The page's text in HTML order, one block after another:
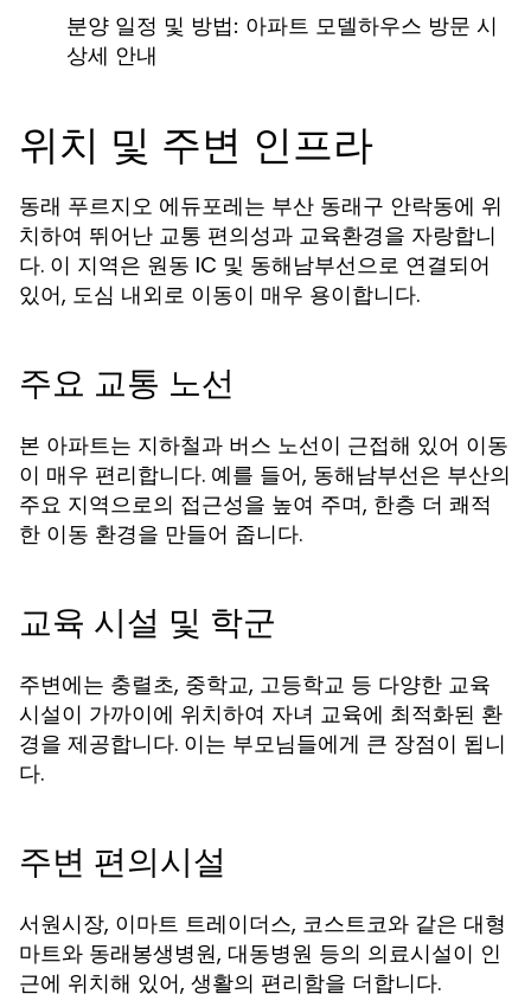
분양 일정 및 방법: 아파트 모델하우스 방문 시
상세 안내
위치 및 주변 인프라
동래 푸르지오 에듀포레는 부산 동래구 안락동에 위
치하여 뛰어난 교통 편의성과 교육환경을 자랑합니
다. 이 지역은 원동 IC 및 동해남부선으로 연결되어
있어, 도심 내외로 이동이 매우 용이합니다.
주요 교통 노선
본 아파트는 지하철과 버스 노선이 근접해 있어 이동
이 매우 편리합니다. 예를 들어, 동해남부선은 부산의
주요 지역으로의 접근성을 높여 주며, 한층 더 쾌적
한 이동 환경을 만들어 줍니다.
교육 시설 및 학군
주변에는 충렬초, 중학교, 고등학교 등 다양한 교육
시설이 가까이에 위치하여 자녀 교육에 최적화된 환
경을 제공합니다. 이는 부모님들에게 큰 장점이 됩니
다.
주변 편의시설
서원시장, 이마트 트레이더스, 코스트코와 같은 대형
마트와 동래봉생병원, 대동병원 등의 의료시설이 인
근에 위치해 있어, 생활의 편리함을 더합니다.